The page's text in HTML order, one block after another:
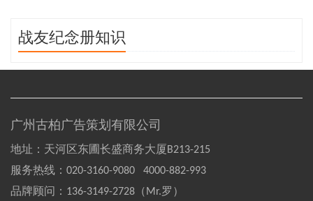
战友纪念册知识
广州古柏广告策划有限公司
地址：天河区东圃长盛商务大厦B213-215
服务热线： 020-3160-9080 4000-882-993
品牌顾问： 136-3149-2728（Mr.罗）